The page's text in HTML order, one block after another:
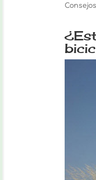
Consejos